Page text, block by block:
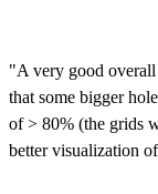
"A very good overall
that some bigger
of > 80% (the grids
better visualization